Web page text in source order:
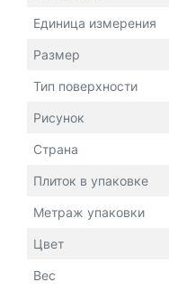
Единица измерения
Размер
Тип поверхности
Рисунок
Страна
Плиток в упаковке
Метраж упаковки
Цвет
Вес